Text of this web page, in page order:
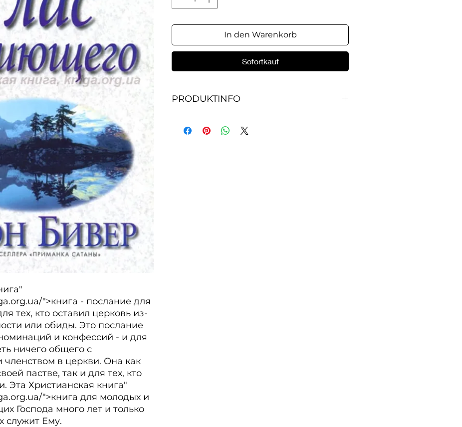
">книга - послание для
тех, кто оставил церковь из-
или обиды. Это послание
и конфессий - и для
ничего общего с
в церкви. Она как
пастве, так и для тех, кто
Эта Христианская книга"
">книга для молодых и
Господа много лет и только
служит Ему.
In den Warenkorb
Sofortkauf
PRODUKTINFO
href="http://www.kniga.org.ua/">книга - послание